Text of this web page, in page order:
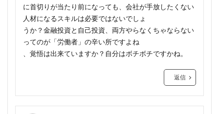
に首切りが当たり前になっても、会社が手放したくない
人材になるスキルは必要ではないでしょ
うか？金融投資と自己投資、両方やらなくちゃならない
ってのが「労働者」の辛い所ですよね
、覚悟は出来ていますか？自分はボチボチですかね。
返信